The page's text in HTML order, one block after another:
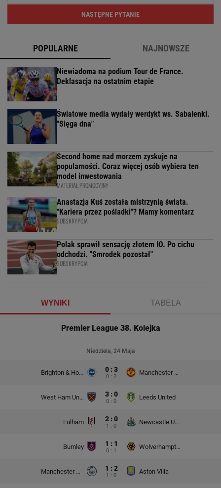
NASTĘPNE PYTANIE
POPULARNE NAJNOWSZE
Niewiadoma na podium Tour de France.
Deklasacja na ostatnim etapie
Światowe media wydały werdykt ws. Sabalenki.
"Sięga dna"
Second home nad morzem zyskuje na
popularności. Coraz więcej osób wybiera ten
model inwestowania
MATERIAŁ PROMOCYJNY
Anastazja Kuś została mistrzynią świata.
"Kariera przez pośladki"? Mamy komentarz
SUBSKRYPCJA
Polak sprawił sensację złotem IO. Po cichu
odchodzi. "Smrodek pozostał"
SUBSKRYPCJA
WYNIKI TABELA
Premier League 38. Kolejka
Niedziela, 24 Maja
Brighton & Hove Albion 0 : 3
0 : 2
Manchester United
West Ham United 3 : 0
0 : 0
Leeds United
Fulham 2 : 0
1 : 0
Newcastle United
Burnley 1 : 1
0 : 1
Wolverhampton Wanderers
Manchester City 1 : 2
1 : 0
Aston Villa